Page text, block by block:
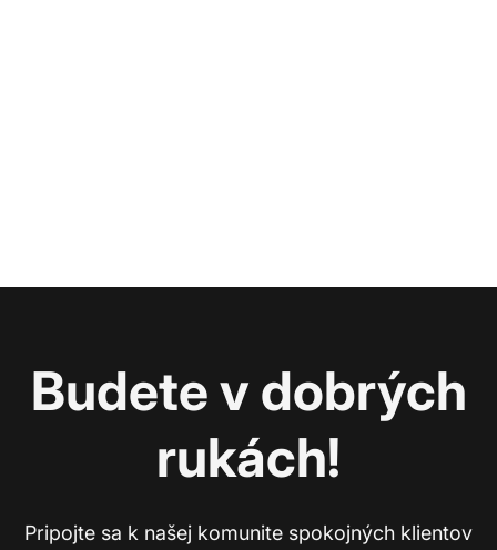
Budete v dobrých
rukách!
Pripojte sa k našej komunite spokojných klientov